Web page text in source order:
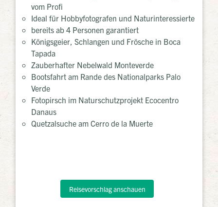
vom Profi
Ideal für Hobbyfotografen und Naturinteressierte
bereits ab 4 Personen garantiert
Königsgeier, Schlangen und Frösche in Boca
Tapada
Zauberhafter Nebelwald Monteverde
Bootsfahrt am Rande des Nationalparks Palo
Verde
Fotopirsch im Naturschutzprojekt Ecocentro
Danaus
Quetzalsuche am Cerro de la Muerte
Reisevorschlag anschauen